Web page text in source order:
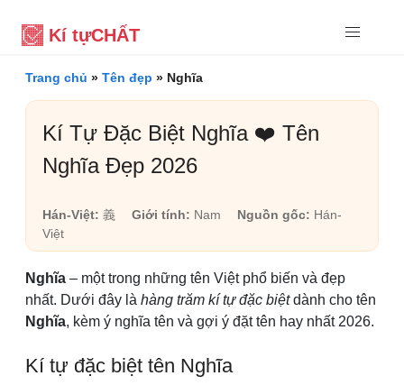
Kí tựCHẤT
Trang chủ » Tên đẹp » Nghĩa
Kí Tự Đặc Biệt Nghĩa ❤️ Tên
Nghĩa Đẹp 2026
Hán-Việt: 義 Giới tính: Nam Nguồn gốc: Hán-
Việt
Nghĩa – một trong những tên Việt phổ biến và đẹp
nhất. Dưới đây là hàng trăm kí tự đặc biệtdành cho tên
Nghĩa, kèm ý nghĩa tên và gợi ý đặt tên hay nhất 2026.
Kí tự đặc biệt tên Nghĩa